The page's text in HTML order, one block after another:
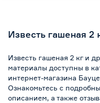
Известь гашеная 2
Известь гашеная 2 кг и
материалы доступны в
интернет-магазина
Ознакомьтесь с
описанием, а также